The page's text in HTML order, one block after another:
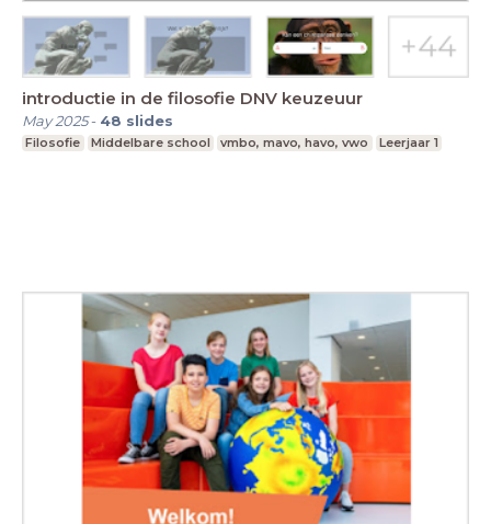
introductie in de filosofie DNV keuzeuur
May 2025- 48 slides
Filosofie Middelbare school vmbo, mavo, havo, vwo Leerjaar 1